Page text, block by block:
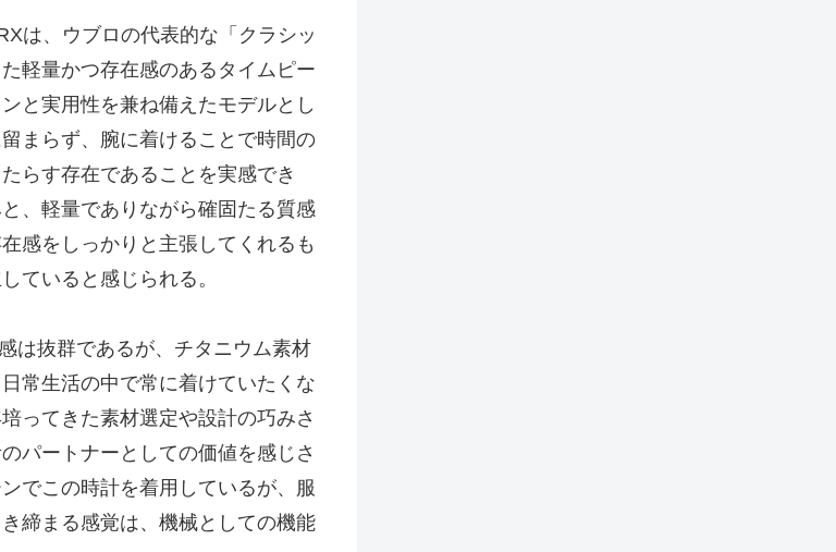
は、ウブロの代表的な「クラシッ
軽量かつ存在感のあるタイムピー
と実用性を兼ね備えたモデルとし
まらず、腕に着けることで時間の
らす存在であることを実感でき
、軽量でありながら確固たる質感
感をしっかりと主張してくれるも
ていると感じられる。
は抜群であるが、チタニウム素材
常生活の中で常に着けていたくな
ってきた素材選定や設計の巧みさ
パートナーとしての価値を感じさ
でこの時計を着用しているが、服
締まる感覚は、機械としての機能